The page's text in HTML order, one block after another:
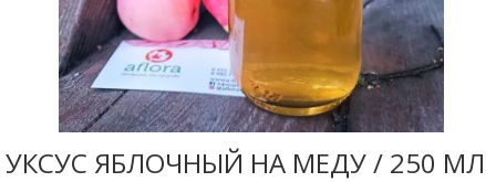
УКСУС ЯБЛОЧНЫЙ НА МЕДУ / 250 МЛ